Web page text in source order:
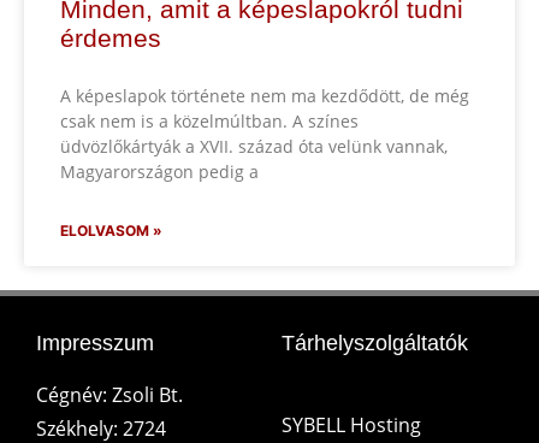
Minden, amit a képeslapokról tudni
érdemes
A képeslapok története nem ma kezdődött, de még
csak nem is a közelmúltban. A színes
üdvözlőkártyák a XVII. század óta velünk vannak,
Magyarországon pedig a
ELOLVASOM »
Impresszum
Cégnév: Zsoli Bt.
Székhely: 2724
Tárhelyszolgáltatók
SYBELL Hosting